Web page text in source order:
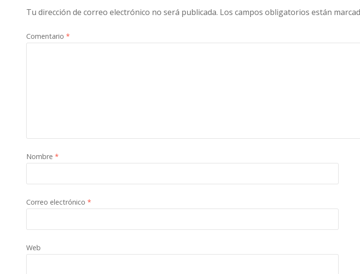
Tu dirección de correo electrónico no será publicada. Los campos obligatorios están
Comentario *
Nombre *
Correo electrónico *
Web